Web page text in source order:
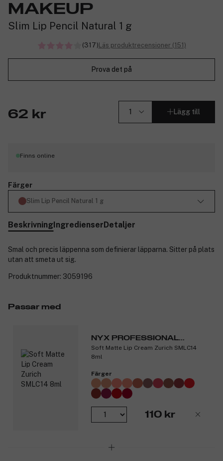
MAKEUP
Slim Lip Pencil Natural 1 g
(317)Läs produktrecensioner (151)
Prova det på
62 kr Lägg till
Finns online
Färger
Slim Lip Pencil Natural 1 g
BeskrivningIngredienserDetaljer
Smal och precis läppenna som definierar läpparna. Sitter på plats
utan att smeta ut sig.
Produktnummer: 3059196
Passar med
NYX PROFESSIONAL
MAKEUP
Soft Matte Lip Cream Zurich SMLC14
8ml
Färger
110 kr